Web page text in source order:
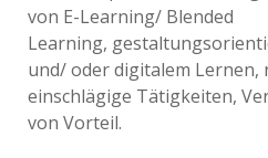
von E-Learning/ Blended
Learning,
und/ oder digitalem Lernen,
einschlägige Tätigkeiten,
von Vorteil.